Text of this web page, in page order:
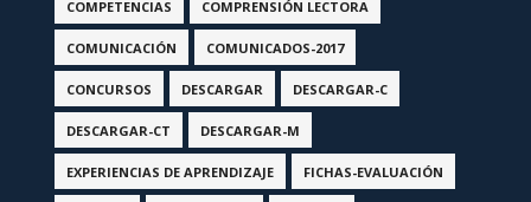
COMPETENCIAS COMPRENSIÓN LECTORA
COMUNICACIÓN COMUNICADOS-2017
CONCURSOS DESCARGAR DESCARGAR-C
DESCARGAR-CT DESCARGAR-M
EXPERIENCIAS DE APRENDIZAJE FICHAS-EVALUACIÓN